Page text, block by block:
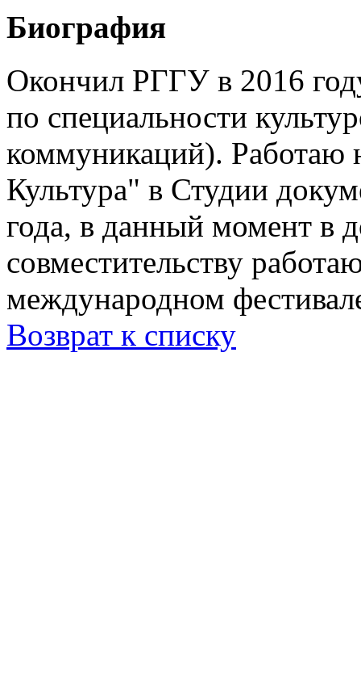
Биография
Окончил РГГУ в 2016
по специальности
коммуникаций). Работаю
Культура" в Студии
года, в данный момент в
совместительству
международном
Возврат к списку